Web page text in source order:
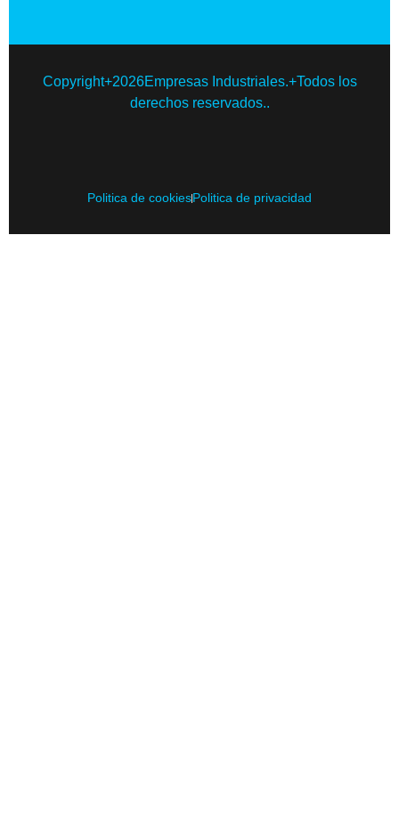
Copyright+2026Empresas Industriales.+Todos los
derechos reservados..
Politica de cookiesPolitica de privacidad